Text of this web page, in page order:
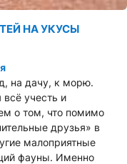
НА УКУСЫ
на дачу, к морю.
учесть и
о том, что помимо
друзья» в
малоприятные
фауны. Именно